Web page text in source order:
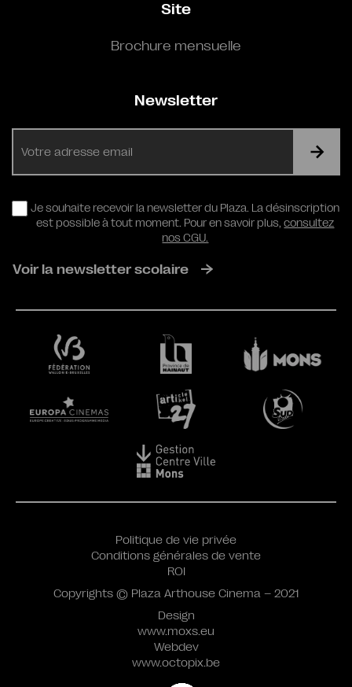
Site
Brochure mensuelle
Newsletter
RGPD
Je souhaite recevoir la newsletter du Plaza. La désinscription
est possible à tout moment. Pour en savoir plus,consultez
nos CGU.
Voir la newsletter scolaire
Design
www.moxs.eu
Webdev
www.octopix.be
Politique de vie privée
Conditions générales de vente
ROI
Copyrights © Plaza Arthouse Cinema – 2021